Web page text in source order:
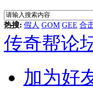
热搜: 假人 GOM GEE 合
传奇帮论
加为好